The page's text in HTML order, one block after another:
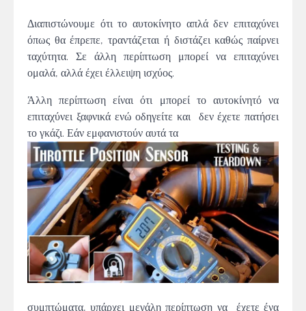
Διαπιστώνουμε ότι το αυτοκίνητο απλά δεν επιταχύνει
όπως θα έπρεπε, τραντάζεται ή διστάζει καθώς παίρνει
ταχύτητα. Σε άλλη περίπτωση μπορεί να επιταχύνει
ομαλά, αλλά έχει έλλειψη ισχύος.
Άλλη περίπτωση είναι ότι μπορεί το αυτοκίνητό να
επιταχύνει ξαφνικά ενώ οδηγείτε και δεν έχετε πατήσει
το γκάζι. Εάν εμφανιστούν αυτά τα
συμπτώματα, υπάρχει μεγάλη περίπτωση να έχετε ένα